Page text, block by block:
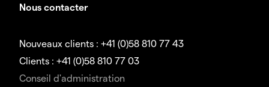
Nous contacter
Nouveaux clients : +41 (0)58 810 77 43
Clients : +41 (0)58 810 77 03
Conseil d'administration